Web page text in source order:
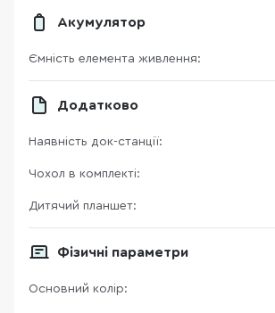
Акумулятор
Ємність елемента живлення:
Додатково
Наявність док-станції:
Чохол в комплекті:
Дитячий планшет:
Фізичні параметри
Основний колір: